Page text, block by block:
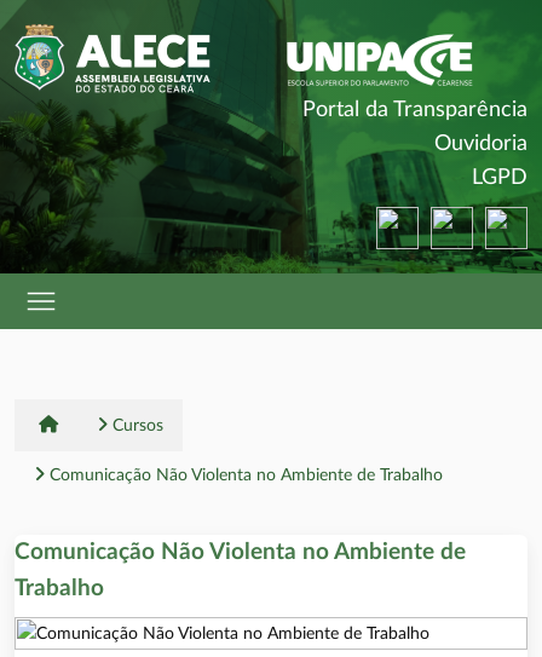
Portal da Transparência
Ouvidoria
LGPD
(abre em nova
(abre em
Cursos
Comunicação Não Violenta no Ambiente de Trabalho
Comunicação Não Violenta no Ambiente de
Trabalho